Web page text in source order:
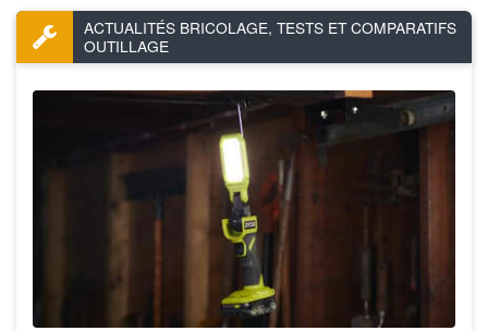
ACTUALITÉS BRICOLAGE, TESTS ET COMPARATIFS
OUTILLAGE